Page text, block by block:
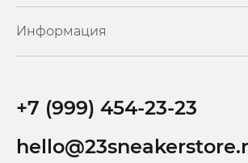
Информация
+7 (999) 454-23-23